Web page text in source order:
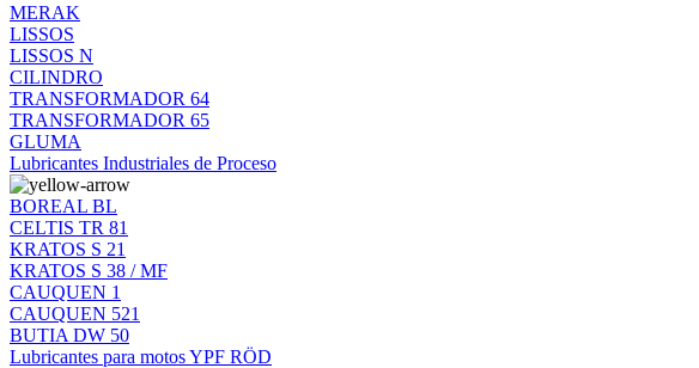
MERAK
LISSOS
LISSOS N
CILINDRO
TRANSFORMADOR 64
TRANSFORMADOR 65
GLUMA
Lubricantes Industriales de Proceso
BOREAL BL
CELTIS TR 81
KRATOS S 21
KRATOS S 38 / MF
CAUQUEN 1
CAUQUEN 521
BUTIA DW 50
Lubricantes para motos YPF RÖD